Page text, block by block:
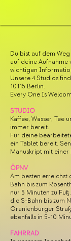
Du bist auf dem
auf deine Aufnahme
wichtigen
Unsere 4 Studios
10115 Berlin.
Every One Is
STUDIO
Kaffee, Wasser, Tee
immer bereit.
Für deine
ein Tablet bereit.
Manuskript mit einer
ÖPNV
Am besten erreichst
Bahn bis zum
nur 5 Minuten zu
die S-Bahn bis zum
Oranienburger
ebenfalls in 5-10
FAHRRAD